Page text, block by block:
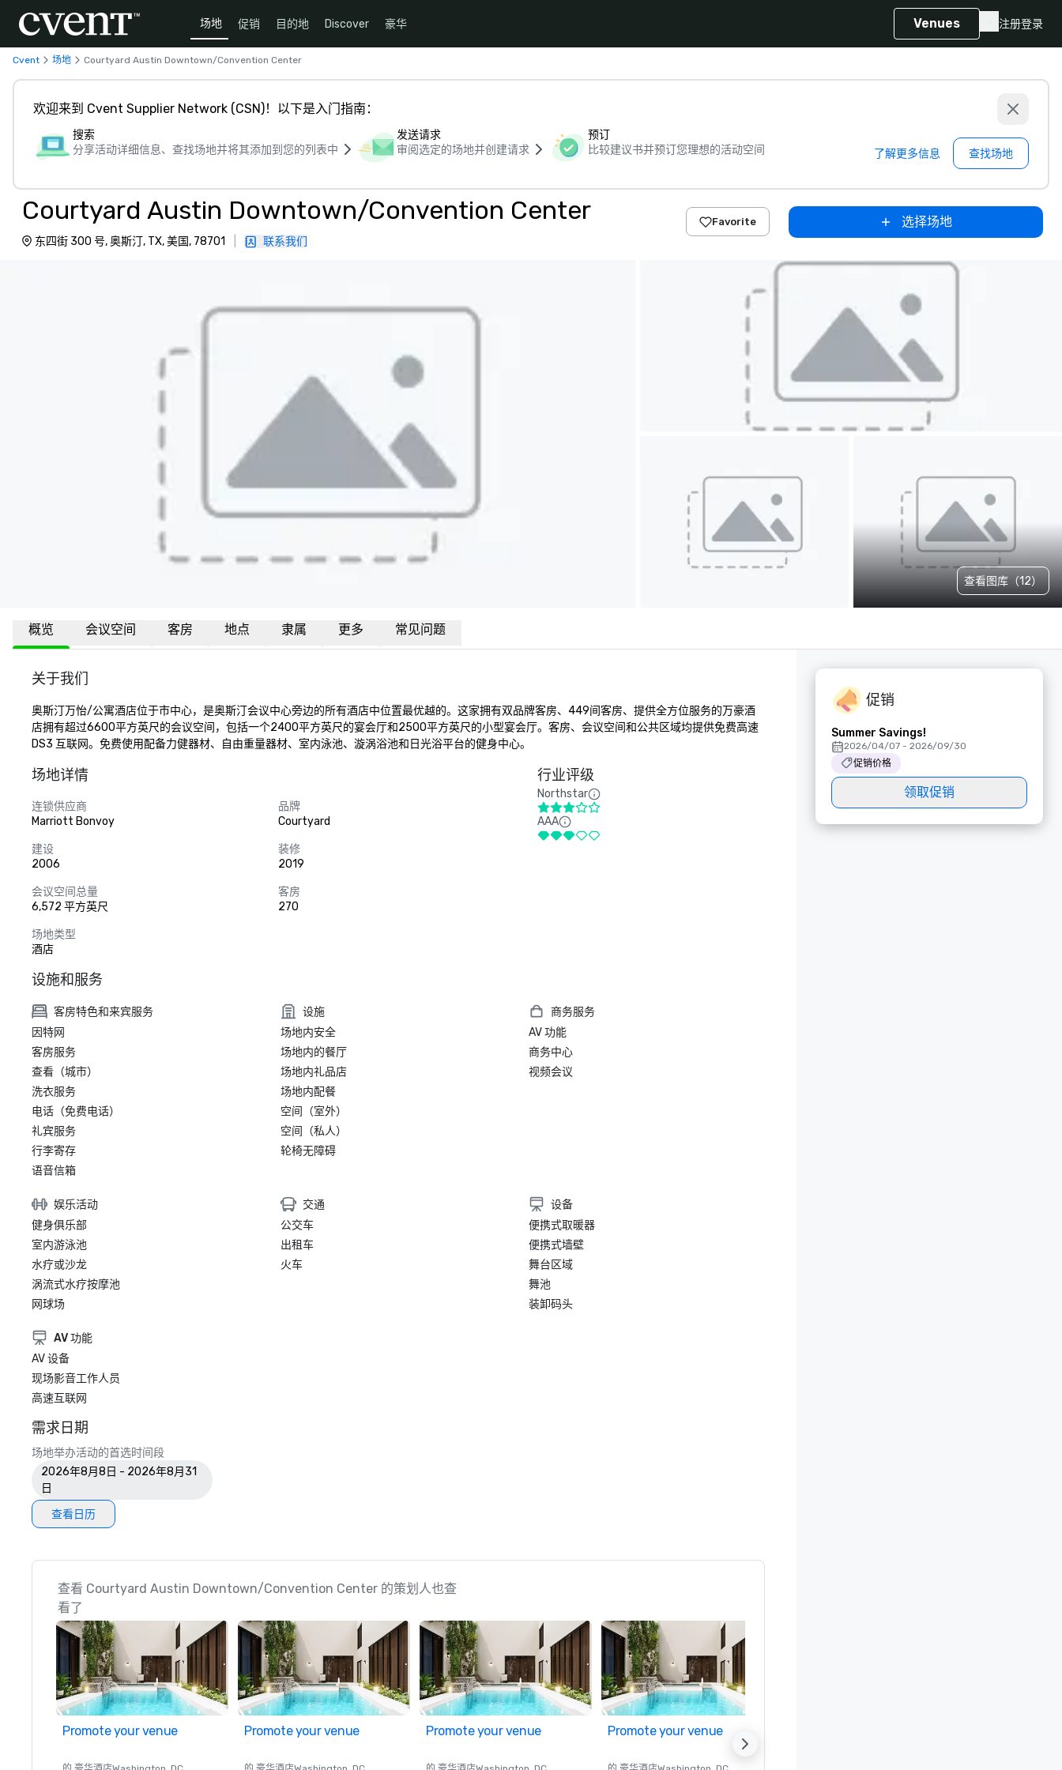
场地 促销 目的地 Discover 豪华 Venues 注册登录
Cvent 场地 Courtyard Austin Downtown/Convention Center
欢迎来到 Cvent Supplier Network (CSN)！以下是入门指南：
搜索
分享活动详细信息、查找场地并将其添加到您的列表中
发送请求
审阅选定的场地并创建请求
预订
比较建议书并预订您理想的活动空间
了解更多信息 查找场地
Courtyard Austin Downtown/Convention Center
东四街 300 号, 奥斯汀, TX, 美国, 78701 联系我们
Favorite 选择场地
查看图库（12）
概览 会议空间 客房 地点 隶属 更多 常见问题
关于我们
奥斯汀万怡/公寓酒店位于市中心，是奥斯汀会议中心旁边的所有酒店中位置最优越的。这家拥有双品牌客房、449间客房、提供全方位服务的万豪酒
店拥有超过6600平方英尺的会议空间，包括一个2400平方英尺的宴会厅和2500平方英尺的小型宴会厅。客房、会议空间和公共区域均提供免费高速
DS3 互联网。免费使用配备力健器材、自由重量器材、室内泳池、漩涡浴池和日光浴平台的健身中心。
场地详情
连锁供应商
Marriott Bonvoy
品牌
Courtyard
建设
2006
装修
2019
会议空间总量
6,572 平方英尺
客房
270
场地类型
酒店
行业评级
Northstar
AAA
设施和服务
客房特色和来宾服务
因特网
客房服务
查看（城市）
洗衣服务
电话（免费电话）
礼宾服务
行李寄存
语音信箱
设施
场地内安全
场地内的餐厅
场地内礼品店
场地内配餐
空间（室外）
空间（私人）
轮椅无障碍
商务服务
AV 功能
商务中心
视频会议
娱乐活动
健身俱乐部
室内游泳池
水疗或沙龙
涡流式水疗按摩池
网球场
交通
公交车
出租车
火车
设备
便携式取暖器
便携式墙壁
舞台区域
舞池
装卸码头
AV 功能
AV 设备
现场影音工作人员
高速互联网
需求日期
场地举办活动的首选时间段
2026年8月8日 - 2026年8月31
日
查看日历
查看 Courtyard Austin Downtown/Convention Center 的策划人也查
看了
Promote your venue Promote your venue Promote your venue Promote your venue
促销
Summer Savings!
2026/04/07 - 2026/09/30
促销价格
领取促销